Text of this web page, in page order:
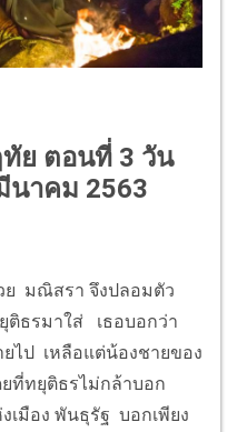
ทัย ตอนที่ 3 วัน
าคม 2563
มณิสรา จึงปลอมตัว
ติธรมาใส่ เธอบอกว่า
ไป เหลือแต่น้องชายของ
ที่ทยุติธรไม่กล้าบอก
เมือง พันธุรัฐ บอกเพียง